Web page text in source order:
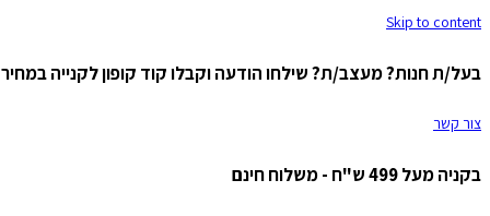
Skip to content
בעל/ת חנות? מעצב/ת? שילחו הודעה וקבלו קוד קופון לקנייה במחיר
צור קשר
בקניה מעל 499 ש"ח - משלוח חינם